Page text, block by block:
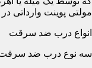
مولتی پوینت وارداتی در ایران
انواع درب ضد سرقت
سه نوع درب ضد سرقت